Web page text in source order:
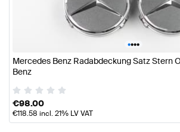
••••
Mercedes Benz Radabdeckung Satz Stern
Benz
€98.00
€118.58 incl. 21% LV VAT